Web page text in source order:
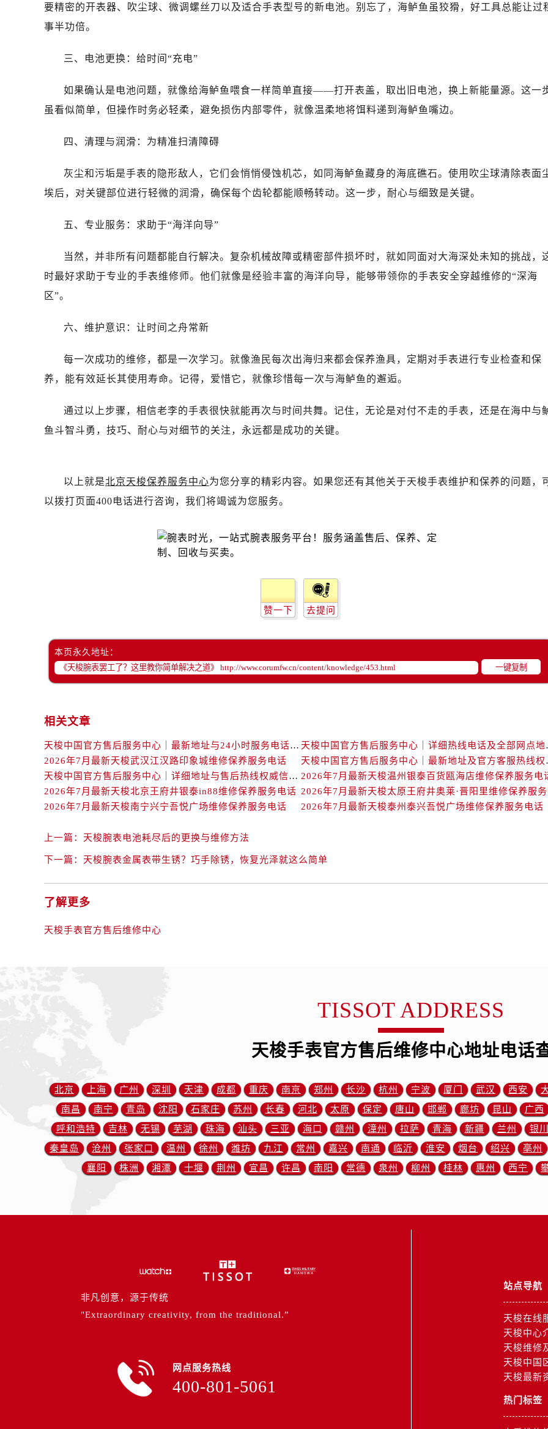
长春市朝阳区西安大路727号中银大厦A座(旺进大厦)18层09室（需提前预约）
石家庄市长安区中山东路39号勒泰中心写字楼B座13层07室（需提前预约）
唐山市路南区新华东道100号万达广场写字楼A座10层1002室（需提前预约）
甘肃省兰州市七里河区西津西路16号兰州中心写字楼21层2102室（需提前预约）
黑龙江省鹤岗市向阳区红军路售后服务中心（需提前预约）
黑龙江省鸡西市鸡冠区红军路售后服务中心（需提前预约）
黑龙江省佳木斯市向阳区长安路售后服务中心（需提前预约）
黑龙江省齐齐哈尔市龙沙区龙华路售后服务中心（需提前预约）
黑龙江省绥化市北林区新华街与康庄路交叉口售后服务中心（需提前预约）
黑龙江省伊春市伊美区通河路售后服务中心（需提前预约）
吉林省白山市浑江区浑江大街售后服务中心（需提前预约）
吉林省吉林市船营区河南街售后服务中心（需提前预约）
吉林省四平市铁东区紫气大路与南九经街交汇处售后服务中心（需提前预约）
辽宁省鞍山市铁东区站前街售后服务中心（需提前预约）
辽宁省朝阳市双塔区新华路售后服务中心（需提前预约）
辽宁省丹东市振兴区七经街售后服务中心（需提前预约）
辽宁省抚顺市新抚区东一路售后服务中心（需提前预约）
辽宁省锦州市古塔区中央大街售后服务中心（需提前预约）
辽宁省辽阳市白塔区新运大街售后服务中心（需提前预约）
辽宁省沈阳市沈河区中街路137号亨得利名表维修授权店1楼售后服务中心（需提前预约）
辽宁省沈阳市沈河区中街路83号亨得利名表维修授权店1楼售后服务中心（需提前预约）
北京市朝阳区建国门外大街甲6号华熙国际中心D座11层1102室售后服务中心（需提前预约）
北京市东城区东长安街1号王府井东方广场W3座6层602室售后服务中心（需提前预约）
内蒙古自治区阿拉善盟市左旗土尔扈特大街售后服务中心（需提前预约）
内蒙古自治区赤峰市红山区哈达街售后服务中心（需提前预约）
内蒙古自治区通辽市科尔沁区明仁大街售后服务中心（需提前预约）
内蒙古自治区兴安盟市乌兰浩特市兴安大街售后服务中心（需提前预约）
山西省晋城市城区黄华街售后服务中心（需提前预约）
山西省晋中市榆次区顺城街售后服务中心（需提前预约）
山西省吕梁市离石区永宁中路与建设街交叉口售后服务中心（需提前预约）
山西省朔州市朔城区怡西路与鄯阳西街交汇处售后服务中心（需提前预约）
山西省忻州市忻府区和平东街与七一南路交叉口售后服务中心（需提前预约）
山西省阳泉市郊区平阳东街与新城大道交叉口售后服务中心（需提前预约）
山西省运城市盐湖区河东街售后服务中心（需提前预约）
山西省长治市潞州区英雄中路售后服务中心（需提前预约）
安徽省亳州市谯城区魏武大道售后服务中心（需提前预约）
安徽省池州市贵池区长江路售后服务中心（需提前预约）
安徽省滁州市琅琊区南谯北路售后服务中心（需提前预约）
安徽省阜阳市颍州区颍州北路售后服务中心（需提前预约）
安徽省黄山市屯溪区黄山西路售后服务中心（需提前预约）
安徽省六安市金安区解放中路售后服务中心（需提前预约）
安徽省马鞍山市雨山区湖南西路售后服务中心（需提前预约）
要精密的开表器、吹尘球、微调螺丝刀以及适合手表型号的新电池。别忘了，海鲈鱼虽狡猾，好工具总能让过
事半功倍。
三、电池更换：给时间“充电”
如果确认是电池问题，就像给海鲈鱼喂食一样简单直接——打开表盖，取出旧电池，换上新能量源。这一
虽看似简单，但操作时务必轻柔，避免损伤内部零件，就像温柔地将饵料递到海鲈鱼嘴边。
四、清理与润滑：为精准扫清障碍
灰尘和污垢是手表的隐形敌人，它们会悄悄侵蚀机芯，如同海鲈鱼藏身的海底礁石。使用吹尘球清除表面
埃后，对关键部位进行轻微的润滑，确保每个齿轮都能顺畅转动。这一步，耐心与细致是关键。
五、专业服务：求助于“海洋向导”
当然，并非所有问题都能自行解决。复杂机械故障或精密部件损坏时，就如同面对大海深处未知的挑战，
时最好求助于专业的手表维修师。他们就像是经验丰富的海洋向导，能够带领你的手表安全穿越维修的“深海
区”。
六、维护意识：让时间之舟常新
每一次成功的维修，都是一次学习。就像渔民每次出海归来都会保养渔具，定期对手表进行专业检查和保
养，能有效延长其使用寿命。记得，爱惜它，就像珍惜每一次与海鲈鱼的邂逅。
通过以上步骤，相信老李的手表很快就能再次与时间共舞。记住，无论是对付不走的手表，还是在海中与
鱼斗智斗勇，技巧、耐心与对细节的关注，永远都是成功的关键。
以上就是北京天梭保养服务中心为您分享的精彩内容。如果您还有其他关于天梭手表维护和保养的问题，
以拨打页面400电话进行咨询，我们将竭诚为您服务。
赞一下 去提问
本页永久地址：
一键复制
相关文章
天梭中国官方售后服务中心｜最新地址与24小时服务电话权威信息通告（2026年7月最新）
天梭中国官
2026年7月最新天梭武汉江汉路印象城维修保养服务电话
天梭中国官
天梭中国官方售后服务中心｜详细地址与售后热线权威信息通知（2026年7月最新） 2026年7月最新天梭温州银泰百货瓯海店维修保养服务电
2026年7月最新天梭北京王府井银泰in88维修保养服务电话
2026年7月最新天梭南宁兴宁吾悦广场维修保养服务电话
2026年7月最新天梭泰州泰兴吾悦广场维修保养服务电话
上一篇： 天梭腕表电池耗尽后的更换与维修方法
下一篇： 天梭腕表金属表带生锈？巧手除锈，恢复光泽就这么简单
了解更多
天梭手表官方售后维修中心
TISSOT ADDRESS
天梭手表官方售后维修中心地址电话
北京 上海 广州 深圳 天津 成都 重庆 南京 郑州 长沙 杭州 宁波 厦门 武汉 西安
南昌
南宁 青岛 沈阳 石家庄 苏州 长春 河北 太原 保定 唐山 邯郸 廊坊 昆山
广西
呼和浩特
吉林 无锡 芜湖 珠海 汕头 三亚 海口 赣州 漳州 拉萨 青海 新疆 兰州
银
秦皇岛
沧州 张家口 温州 徐州 潍坊 九江 常州 嘉兴 南通 临沂 淮安 烟台 绍兴
亳州
襄阳
株洲 湘潭 十堰 荆州 宜昌 许昌 南阳 常德 泉州 柳州 桂林 惠州 西宁
非凡创意，源于传统
"Extraordinary creativity, from the traditional.”
网点服务热线
400-801-5061
站点导航
天梭在线
天梭中心
天梭维修
天梭中国
天梭最新
热门标签